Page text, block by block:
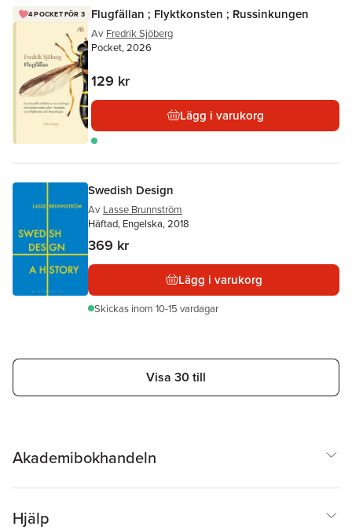
4 POCKET FÖR 3 Flugfällan ; Flyktkonsten ; Russinkungen
Av Fredrik Sjöberg
Pocket, 2026
129 kr
Lägg i varukorg
Swedish Design
Av Lasse Brunnström
Häftad, Engelska, 2018
369 kr
Lägg i varukorg
Skickas inom 10-15 vardagar
Visa 30 till
Akademibokhandeln
Hjälp